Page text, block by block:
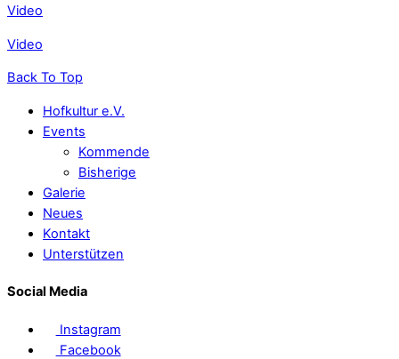
Video
Video
Back To Top
Hofkultur e.V.
Events
Kommende
Bisherige
Galerie
Neues
Kontakt
Unterstützen
Social Media
Instagram
Facebook